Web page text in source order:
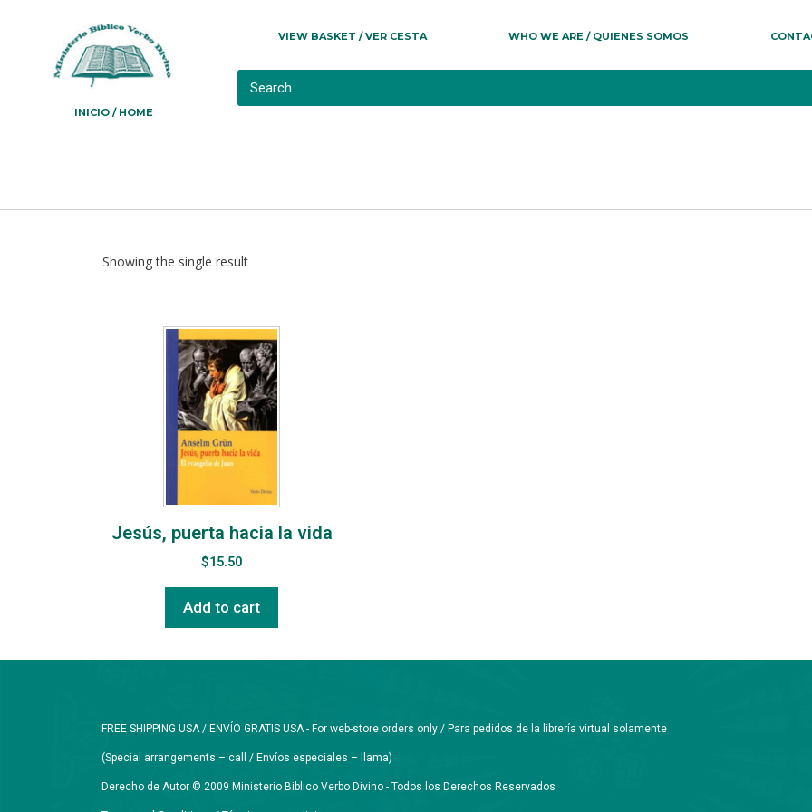
INICIO / HOME
VIEW BASKET / VER CESTA WHO WE ARE / QUIENES SOMOS
Showing the single result
Jesús, puerta hacia la vida
$15.50
Add to cart
FREE SHIPPING USA / ENVÍO GRATIS USA - For web-store orders only / Para pedidos de la librería virtual solamente
(Special arrangements – call / Envíos especiales – llama)
Derecho de Autor © 2009 Ministerio Biblico Verbo Divino - Todos los Derechos Reservados